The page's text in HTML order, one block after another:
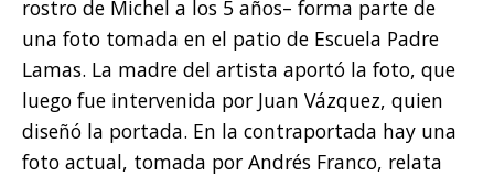
rostro de Michel a los 5 años– forma parte de
una foto tomada en el patio de Escuela Padre
Lamas. La madre del artista aportó la foto, que
luego fue intervenida por Juan Vázquez, quien
diseñó la portada. En la contraportada hay una
foto actual, tomada por Andrés Franco, relata